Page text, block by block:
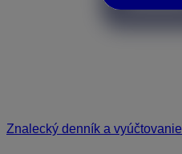
Znalecký denník a vyúčtovanie